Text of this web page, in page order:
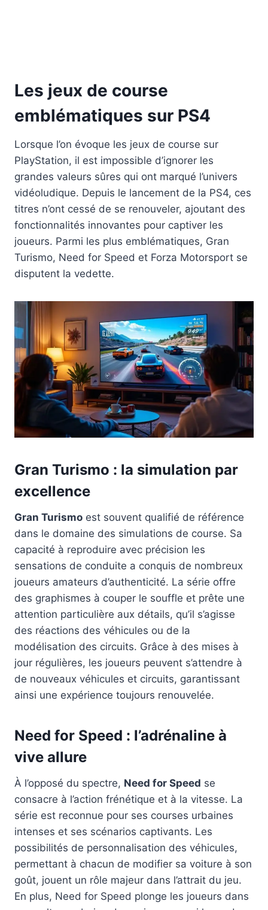
Les jeux de course
emblématiques sur PS4
Lorsque l’on évoque les jeux de course sur
PlayStation, il est impossible d’ignorer les
grandes valeurs sûres qui ont marqué l’univers
vidéoludique. Depuis le lancement de la PS4, ces
titres n’ont cessé de se renouveler, ajoutant des
fonctionnalités innovantes pour captiver les
joueurs. Parmi les plus emblématiques, Gran
Turismo, Need for Speed et Forza Motorsport se
disputent la vedette.
Gran Turismo : la simulation par
excellence
Gran Turismo est souvent qualifié de référence
dans le domaine des simulations de course. Sa
capacité à reproduire avec précision les
sensations de conduite a conquis de nombreux
joueurs amateurs d’authenticité. La série offre
des graphismes à couper le souffle et prête une
attention particulière aux détails, qu’il s’agisse
des réactions des véhicules ou de la
modélisation des circuits. Grâce à des mises à
jour régulières, les joueurs peuvent s’attendre à
de nouveaux véhicules et circuits, garantissant
ainsi une expérience toujours renouvelée.
Need for Speed : l’adrénaline à
vive allure
À l’opposé du spectre, Need for Speed se
consacre à l’action frénétique et à la vitesse. La
série est reconnue pour ses courses urbaines
intenses et ses scénarios captivants. Les
possibilités de personnalisation des véhicules,
permettant à chacun de modifier sa voiture à son
goût, jouent un rôle majeur dans l’attrait du jeu.
En plus, Need for Speed plonge les joueurs dans